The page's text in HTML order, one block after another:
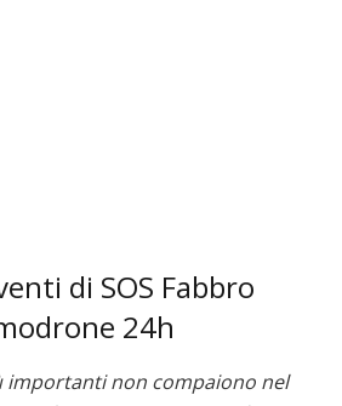
di SOS Fabbro
24h
importanti non compaiono nel